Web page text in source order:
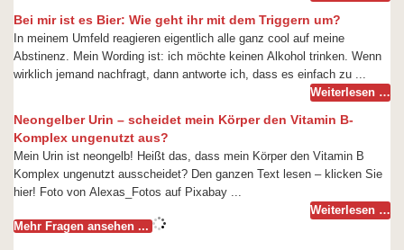
Bei mir ist es Bier: Wie geht ihr mit dem Triggern um?
In meinem Umfeld reagieren eigentlich alle ganz cool auf meine
Abstinenz. Mein Wording ist: ich möchte keinen Alkohol trinken. Wenn
wirklich jemand nachfragt, dann antworte ich, dass es einfach zu ...
Weiterlesen …
Neongelber Urin – scheidet mein Körper den Vitamin B-
Komplex ungenutzt aus?
Mein Urin ist neongelb! Heißt das, dass mein Körper den Vitamin B
Komplex ungenutzt ausscheidet? Den ganzen Text lesen – klicken Sie
hier! Foto von Alexas_Fotos auf Pixabay ...
Weiterlesen …
Mehr Fragen ansehen ...